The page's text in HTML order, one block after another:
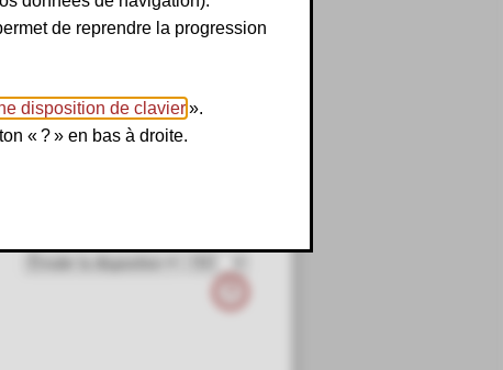
de reprendre la progression
disposition de clavier».
« ? » en bas à droite.